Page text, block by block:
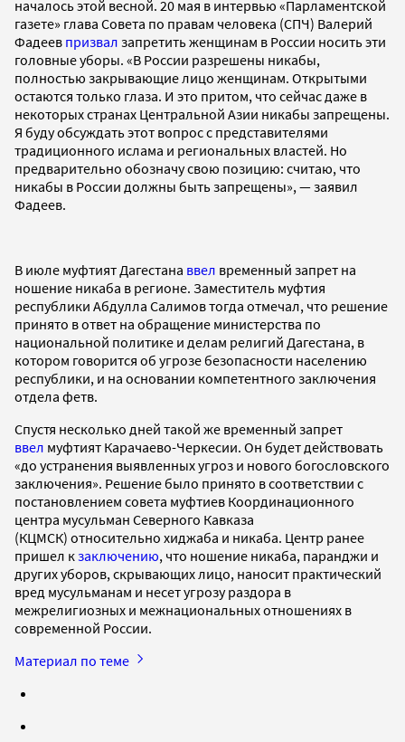
началось этой весной. 20 мая в интервью «Парламентской
газете» глава Совета по правам человека (СПЧ) Валерий
Фадеев призвал запретить женщинам в России носить эти
головные уборы. «В России разрешены никабы,
полностью закрывающие лицо женщинам. Открытыми
остаются только глаза. И это притом, что сейчас даже в
некоторых странах Центральной Азии никабы запрещены.
Я буду обсуждать этот вопрос с представителями
традиционного ислама и региональных властей. Но
предварительно обозначу свою позицию: считаю, что
никабы в России должны быть запрещены», — заявил
Фадеев.
В июле муфтият Дагестана ввел временный запрет на
ношение никаба в регионе. Заместитель муфтия
республики Абдулла Салимов тогда отмечал, что решение
принято в ответ на обращение министерства по
национальной политике и делам религий Дагестана, в
котором говорится об угрозе безопасности населению
республики, и на основании компетентного заключения
отдела фетв.
Спустя несколько дней такой же временный запрет
ввел муфтият Карачаево-Черкесии. Он будет действовать
«до устранения выявленных угроз и нового богословского
заключения». Решение было принято в соответствии с
постановлением совета муфтиев Координационного
центра мусульман Северного Кавказа
(КЦМСК) относительно хиджаба и никаба. Центр ранее
пришел кзаключению, что ношение никаба, паранджи и
других уборов, скрывающих лицо, наносит практический
вред мусульманам и несет угрозу раздора в
межрелигиозных и межнациональных отношениях в
современной России.
Материал по теме